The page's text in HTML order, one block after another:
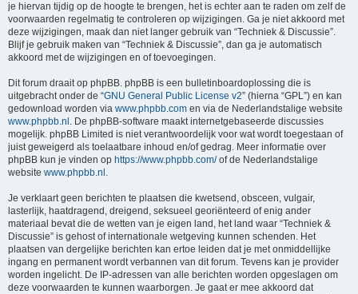
je hiervan tijdig op de hoogte te brengen, het is echter aan te raden om zelf de
voorwaarden regelmatig te controleren op wijzigingen. Ga je niet akkoord met
deze wijzigingen, maak dan niet langer gebruik van “Techniek & Discussie”.
Blijf je gebruik maken van “Techniek & Discussie”, dan ga je automatisch
akkoord met de wijzigingen en of toevoegingen.
Dit forum draait op phpBB. phpBB is een bulletinboardoplossing die is
uitgebracht onder de “GNU General Public License v2” (hierna “GPL”) en kan
gedownload worden via www.phpbb.com en via de Nederlandstalige website
www.phpbb.nl . De phpBB-software maakt internetgebaseerde discussies
mogelijk. phpBB Limited is niet verantwoordelijk voor wat wordt toegestaan of
juist geweigerd als toelaatbare inhoud en/of gedrag. Meer informatie over
phpBB kun je vinden op https://www.phpbb.com/of de Nederlandstalige
website www.phpbb.nl .
Je verklaart geen berichten te plaatsen die kwetsend, obsceen, vulgair,
lasterlijk, haatdragend, dreigend, seksueel georiënteerd of enig ander
materiaal bevat die de wetten van je eigen land, het land waar “Techniek &
Discussie” is gehost of internationale wetgeving kunnen schenden. Het
plaatsen van dergelijke berichten kan ertoe leiden dat je met onmiddellijke
ingang en permanent wordt verbannen van dit forum. Tevens kan je provider
worden ingelicht. De IP-adressen van alle berichten worden opgeslagen om
deze voorwaarden te kunnen waarborgen. Je gaat er mee akkoord dat